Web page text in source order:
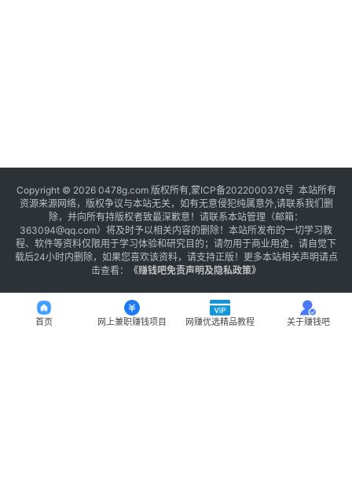
Copyright © 2026 0478g.com 版权所有,蒙ICP备2022000376号 本站所有
资源来源网络，版权争议与本站无关，如有无意侵犯纯属意外,请联系我们删
除，并向所有持版权者致最深歉意！请联系本站管理（邮箱：
363094@qq.com）将及时予以相关内容的删除！本站所发布的一切学习教
程、软件等资料仅限用于学习体验和研究目的；请勿用于商业用途，请自觉下
载后24小时内删除，如果您喜欢该资料，请支持正版！更多本站相关声明请点
击查看：
《赚钱吧免责声明及隐私政策》
首页 网上兼职赚钱项目 网赚优选精品教程 关于赚钱吧